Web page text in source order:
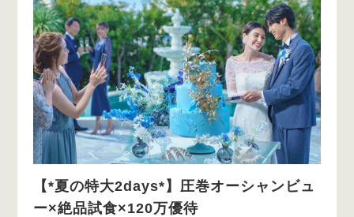
【*夏の特大2days*】圧巻オーシャンビュ
ー×絶品試食×120万優待